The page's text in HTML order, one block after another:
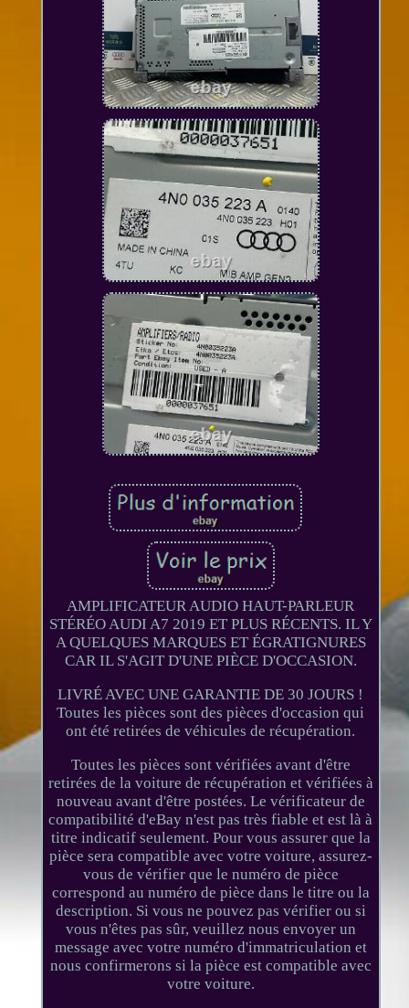
AMPLIFICATEUR AUDIO HAUT-PARLEUR
STÉRÉO AUDI A7 2019 ET PLUS RÉCENTS. IL Y
A QUELQUES MARQUES ET ÉGRATIGNURES
CAR IL S'AGIT D'UNE PIÈCE D'OCCASION.
LIVRÉ AVEC UNE GARANTIE DE 30 JOURS !
Toutes les pièces sont des pièces d'occasion qui
ont été retirées de véhicules de récupération.
Toutes les pièces sont vérifiées avant d'être
retirées de la voiture de récupération et vérifiées à
nouveau avant d'être postées. Le vérificateur de
compatibilité d'eBay n'est pas très fiable et est là à
titre indicatif seulement. Pour vous assurer que la
pièce sera compatible avec votre voiture, assurez-
vous de vérifier que le numéro de pièce
correspond au numéro de pièce dans le titre ou la
description. Si vous ne pouvez pas vérifier ou si
vous n'êtes pas sûr, veuillez nous envoyer un
message avec votre numéro d'immatriculation et
nous confirmerons si la pièce est compatible avec
votre voiture.